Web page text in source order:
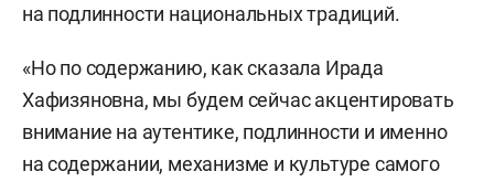
на подлинности национальных традиций.
«Но по содержанию, как сказала Ирада
Хафизяновна, мы будем сейчас акцентировать
внимание на аутентике, подлинности и именно
на содержании, механизме и культуре самого